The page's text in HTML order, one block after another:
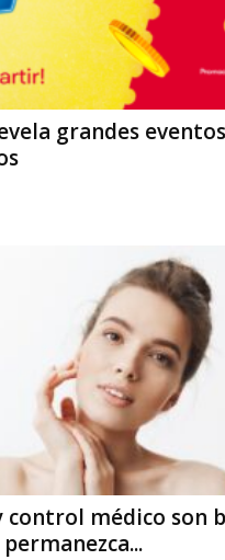
grandes
control médico son